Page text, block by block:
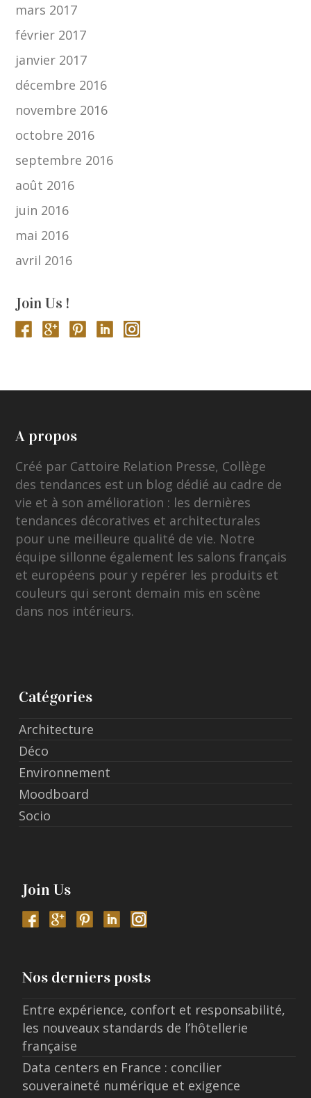
mars 2017
février 2017
janvier 2017
décembre 2016
novembre 2016
octobre 2016
septembre 2016
août 2016
juin 2016
mai 2016
avril 2016
Join Us !
A propos
Créé par Cattoire Relation Presse, Collège
des tendances est un blog dédié au cadre de
vie et à son amélioration : les dernières
tendances décoratives et architecturales
pour une meilleure qualité de vie. Notre
équipe sillonne également les salons français
et européens pour y repérer les produits et
couleurs qui seront demain mis en scène
dans nos intérieurs.
Catégories
Architecture
Déco
Environnement
Moodboard
Socio
Join Us
Nos derniers posts
Entre expérience, confort et responsabilité,
les nouveaux standards de l’hôtellerie
française
Data centers en France : concilier
souveraineté numérique et exigence